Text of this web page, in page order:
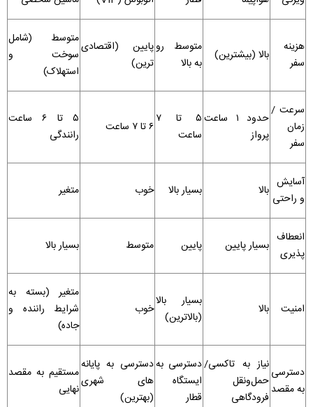
هزینه
سفر
بالا (بیشترین)
متوسط رو
به بالا
پایین (اقتصادی‌
ترین)
متوسط (شامل
سوخت و
استهلاک)
سرعت /
زمان
سفر
حدود ۱ ساعت
پرواز
۵ تا ۷
ساعت
۶ تا ۷ ساعت
۵ تا ۶ ساعت
رانندگی
آسایش
و راحتی بالا بسیار بالا خوب متغیر
انعطاف‌
پذیری
بسیار پایین پایین متوسط بسیار بالا
امنیت بالا
بسیار بالا
(بالاترین)
خوب
متغیر (بسته به
شرایط راننده و
جاده)
دسترسی
به مقصد
نیاز به تاکسی/
حمل‌ونقل
فرودگاهی
دسترسی به
ایستگاه
قطار
دسترسی به پایانه‌
های شهری
(بهترین)
مستقیم به مقصد
نهایی